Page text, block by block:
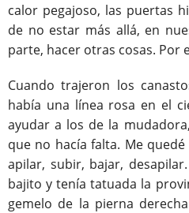
calor pegajoso, las puertas
de no estar más allá, en
parte, hacer otras cosas. Por
Cuando trajeron los
había una línea rosa en el
ayudar a los de la
que no hacía falta. Me
apilar, subir, bajar,
bajito y tenía tatuada la
gemelo de la pierna